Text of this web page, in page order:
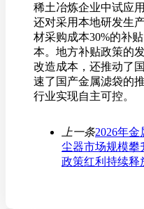
稀土冶炼企业中试应
还对采用本地研发生
材采购成本30%的补
本。地方补贴政策的
改造成本，还推动了
速了国产金属滤袋的
行业实现自主可控。
上一条2026年金
尘器市场规模攀
政策红利持续释